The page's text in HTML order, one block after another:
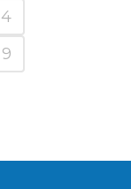
4
9